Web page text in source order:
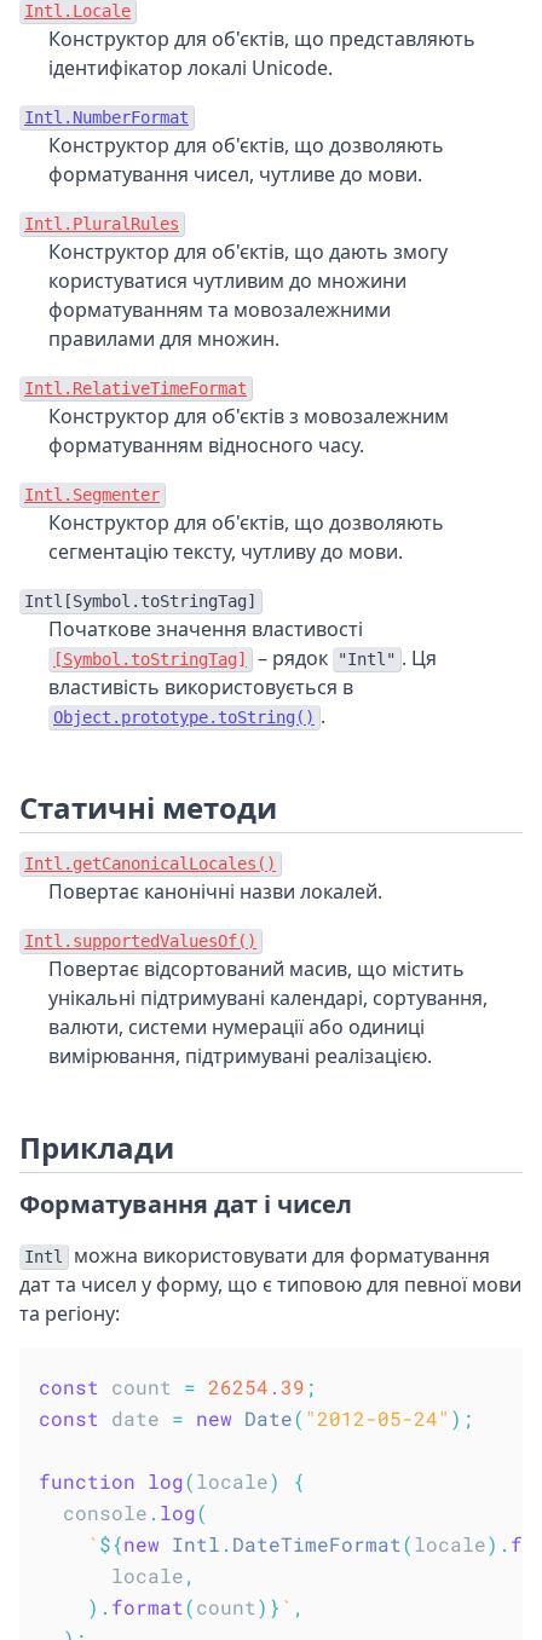
Intl.Locale
Конструктор для об'єктів, що представляють
ідентифікатор локалі Unicode.
Intl.NumberFormat
Конструктор для об'єктів, що дозволяють
форматування чисел, чутливе до мови.
Intl.PluralRules
Конструктор для об'єктів, що дають змогу
користуватися чутливим до множини
форматуванням та мовозалежними
правилами для множин.
Intl.RelativeTimeFormat
Конструктор для об'єктів з мовозалежним
форматуванням відносного часу.
Intl.Segmenter
Конструктор для об'єктів, що дозволяють
сегментацію тексту, чутливу до мови.
Intl[Symbol.toStringTag]
Початкове значення властивості
[Symbol.toStringTag] – рядок "Intl" . Ця
властивість використовується в
Object.prototype.toString() .
Статичні методи
Intl.getCanonicalLocales()
Повертає канонічні назви локалей.
Intl.supportedValuesOf()
Повертає відсортований масив, що містить
унікальні підтримувані календарі, сортування,
валюти, системи нумерації або одиниці
вимірювання, підтримувані реалізацією.
Приклади
Форматування дат і чисел
Intl
можна використовувати для форматування
дат та чисел у форму, що є типовою для певної мови
та регіону:
const count = 26254.39 ;
const date = new Date( "2012-05-24" ) ;
function log(locale)
{
  console
. log(
` ${new Intl . DateTimeFormat(locale) .
      locale
,
) . format(count) } ` ,